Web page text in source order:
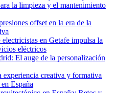
la limpieza y el mantenimiento
offset en la era de la
en Getafe impulsa la
eléctricos
El auge de la personalización
experiencia creativa y formativa
España